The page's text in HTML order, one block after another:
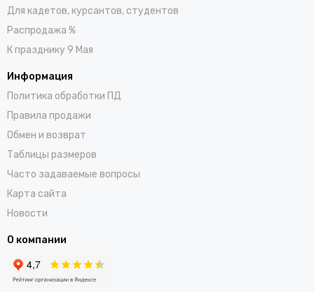
Для кадетов, курсантов, студентов
Распродажа %
К празднику 9 Мая
Информация
Политика обработки ПД
Правила продажи
Обмен и возврат
Таблицы размеров
Часто задаваемые вопросы
Карта сайта
Новости
О компании